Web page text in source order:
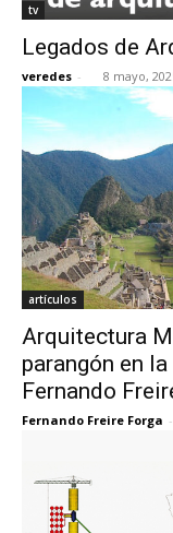
tv
Legados de
veredes - 8 mayo,
artículos
Arquitectura
parangón en
Fernando
Fernando Freire Forga -